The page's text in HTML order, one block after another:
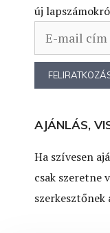
új
AJÁNLÁS,
Ha szívesen
csak szeretne
szerkesztőnek